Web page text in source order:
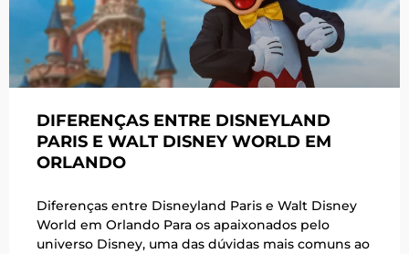
DIFERENÇAS ENTRE DISNEYLAND
PARIS E WALT DISNEY WORLD EM
ORLANDO
Diferenças entre Disneyland Paris e Walt Disney
World em Orlando Para os apaixonados pelo
universo Disney, uma das dúvidas mais comuns ao